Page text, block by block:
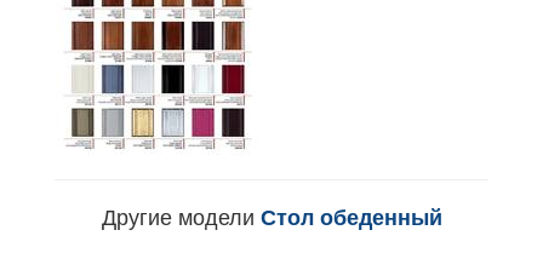
Другие модели Стол обеденный